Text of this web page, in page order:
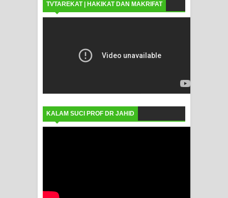
TVTAREKAT | HAKIKAT DAN MAKRIFAT
KALAM SUCI PROF DR JAHID